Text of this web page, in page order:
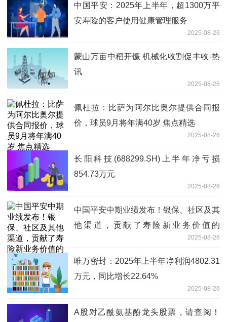
中国平安：2025年上半年，超1300万平
安寿险的客户使用健康管理服务
2025-08-26
蒙山万亩中稻开镰 机械化收割促丰收-热
讯
2025-08-26
佩杜拉：比萨为阿尔比奥尔提供合同报
价，球员9月将年满40岁 焦点精选
2025-08-26
长阳科技(688299.SH)上半年净亏损
854.73万元
2025-08-26
中国平安中期业绩发布！银保、社区及其
他渠道，贡献了寿险新业务价值的
2025-08-26
唯万密封：2025年上半年净利润4802.31
万元，同比增长22.64%
2025-08-26
A股对乙酰氨基酚龙头股票，请查阅！